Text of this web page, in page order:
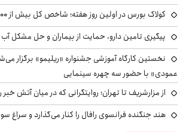
کولاک بورس در اولین روز هفته؛ شاخص کل بیش از ۱۰۰هزار واحد رشد کرد
پیگیری تامین دارو، حمایت از بیماران و حل مشکل آب
نخستین کارگاه آموزشی جشنواره «ریلیمو» برگزار
عمودی» با حضور سه چهره سینمایی
از مزارشریف تا تهران؛ روایتگرانی که در میان آتش خبر
هند جنگنده فرانسوی رافال را کنار می‌گذارد و سراغ سوخو-30 روسیه